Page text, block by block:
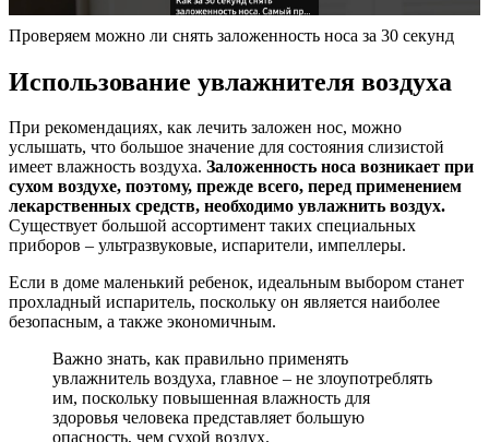
Проверяем можно ли снять заложенность носа за 30 секунд
Использование увлажнителя воздуха
При рекомендациях, как лечить заложен нос, можно
услышать, что большое значение для состояния слизистой
имеет влажность воздуха. Заложенность носа возникает при
сухом воздухе, поэтому, прежде всего, перед применением
лекарственных средств, необходимо увлажнить воздух.
Существует большой ассортимент таких специальных
приборов – ультразвуковые, испарители, импеллеры.
Если в доме маленький ребенок, идеальным выбором станет
прохладный испаритель, поскольку он является наиболее
безопасным, а также экономичным.
Важно знать, как правильно применять
увлажнитель воздуха, главное – не злоупотреблять
им, поскольку повышенная влажность для
здоровья человека представляет большую
опасность, чем сухой воздух.